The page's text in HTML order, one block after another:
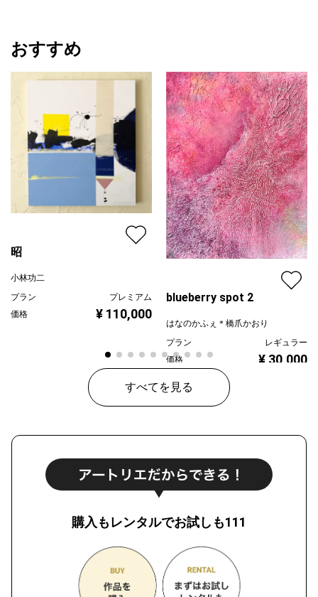
おすすめ
昭
小林功二
プラン
プレミアム
価格
¥ 110,000
blueberry spot 2
はなのかふぇ＊橋爪かおり
プラン
レギュラー
価格
¥ 30,000
すべてを見る
購入もレンタルでお試しも111